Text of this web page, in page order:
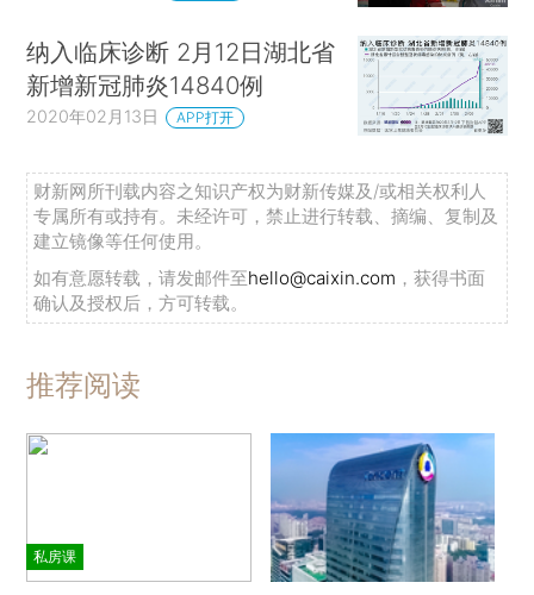
纳入临床诊断 2月12日湖北省
新增新冠肺炎14840例
2020年02月13日 APP打开
财新网所刊载内容之知识产权为财新传媒及/或相关权利人
专属所有或持有。未经许可，禁止进行转载、摘编、复制及
建立镜像等任何使用。
如有意愿转载，请发邮件至hello@caixin.com ，获得书面
确认及授权后，方可转载。
推荐阅读
私房课